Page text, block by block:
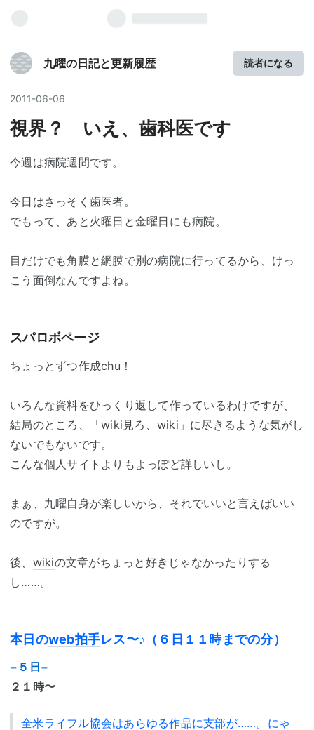
九曜の日記と更新履歴 読者になる
2011-06-06
視界？ いえ、歯科医です
今週は病院週間です。
今日はさっそく歯医者。
でもって、あと火曜日と金曜日にも病院。
目だけでも角膜と網膜で別の病院に行ってるから、けっ
こう面倒なんですよね。
スパロボページ
ちょっとずつ作成chu！
いろんな資料をひっくり返して作っているわけですが、
結局のところ、「wiki 見ろ、 wiki 」に尽きるような気がし
ないでもないです。
こんな個人サイトよりもよっぽど詳しいし。
まぁ、九曜自身が楽しいから、それでいいと言えばいい
のですが。
後、 wikiの文章がちょっと好きじゃなかったりする
し……。
本日のweb拍手レス〜♪（６日１１時までの分）
−５日−
２１時〜
全米ライフル協会はあらゆる作品に支部が……。にゃ